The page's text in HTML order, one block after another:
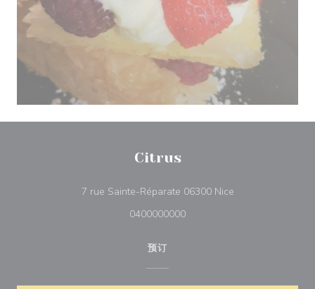
Citrus
7 rue Sainte-Réparate 06300 Nice((在新窗口中打开))
0400000000
预订